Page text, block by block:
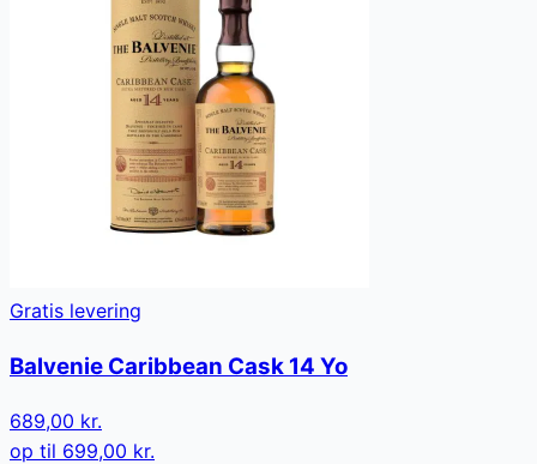
Gratis levering
Balvenie Caribbean Cask 14 Yo
689,00 kr.
op til 699,00 kr.